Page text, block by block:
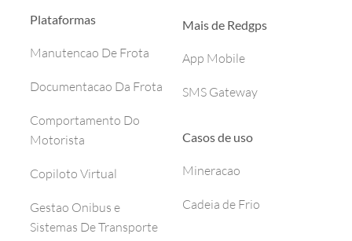
Plataformas
Manutencao De Frota
Documentacao Da Frota
Comportamento Do
Motorista
Copiloto Virtual
Gestao Onibus e
Sistemas De Transporte
Mais de Redgps
App Mobile
SMS Gateway
Casos de uso
Mineracao
Cadeia de Frio